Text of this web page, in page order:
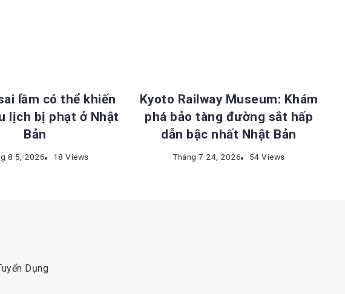
lầm có thể khiến
lịch bị phạt ở Nhật
Bản
8 5, 2026 18 Views
Kyoto Railway Museum: Khám
phá bảo tàng đường sắt hấp
dẫn bậc nhất Nhật Bản
Tháng 7 24, 2026 54 Views
Dụng